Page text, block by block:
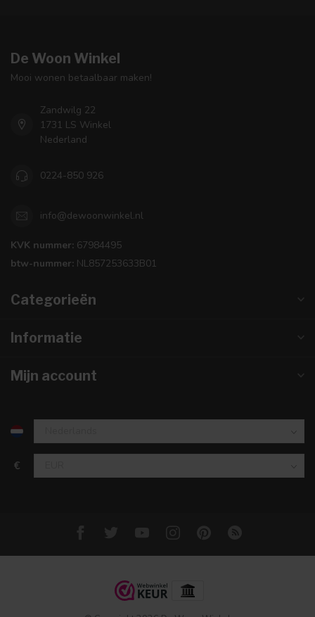
De Woon Winkel
Mooi wonen betaalbaar maken!
Zandwilg 22
1731 LS Winkel
Nederland
0224-850 926
info@dewoonwinkel.nl
KVK nummer: 67984495
btw-nummer: NL857253633B01
Categorieën
Informatie
Mijn account
€